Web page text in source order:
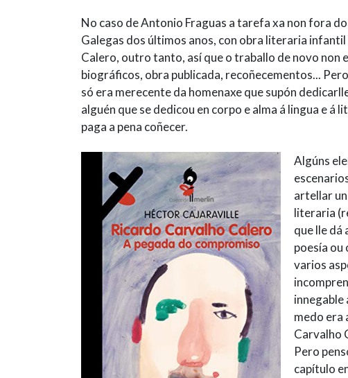
No caso de Antonio Fraguas a tarefa xa non fora
Galegas dos últimos anos, con obra literaria
Calero, outro tanto, así que o traballo de novo non
biográficos, obra publicada, recoñecementos...
só era merecente da homenaxe que supón
alguén que se dedicou en corpo e alma á lingua e
paga a pena coñecer.
Algúns
artellar
literaria
que lle dá
poesía ou
varios
medo era
Carvalho
Pero
capítulo